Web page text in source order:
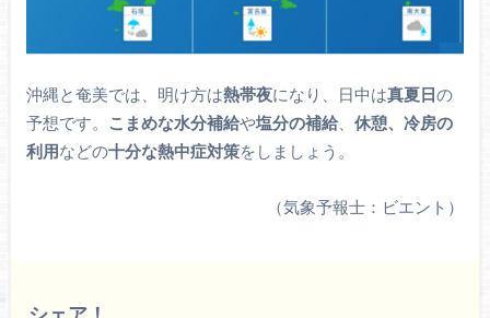
沖縄と奄美では、明け方は熱帯夜になり、日中は真夏日の
予想です。 こまめな水分補給や塩分の補給、 休憩、冷房の
利用などの十分な熱中症対策をしましょう。
（気象予報士：ビエント）